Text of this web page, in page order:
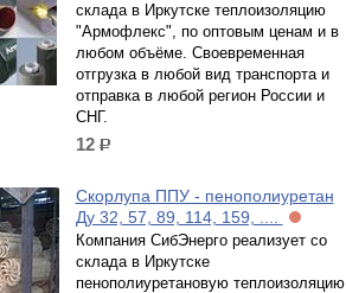
склада в Иркутске теплоизоляцию
"Армофлекс", по оптовым ценам и в
любом объёме. Своевременная
отгрузка в любой вид транспорта и
отправка в любой регион России и
СНГ.
12 р.
Скорлупа ППУ - пенополиуретан
Ду 32, 57, 89, 114, 159, ....
Компания СибЭнерго реализует со
склада в Иркутске
пенополиуретановую теплоизоляцию